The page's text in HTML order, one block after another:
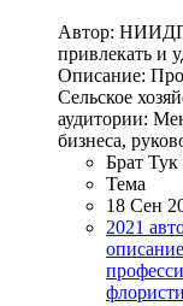
Автор:
привлекать и
Описание:
Сельское
аудитории:
бизнеса,
Брат Тук
Тема
18 Сен
2021
описание